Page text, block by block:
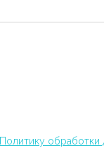
Политику обработки